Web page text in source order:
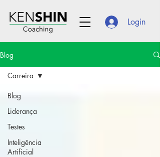
Login
Blog
Blog
Liderança
Testes
Inteligência
Artificial
Carreira